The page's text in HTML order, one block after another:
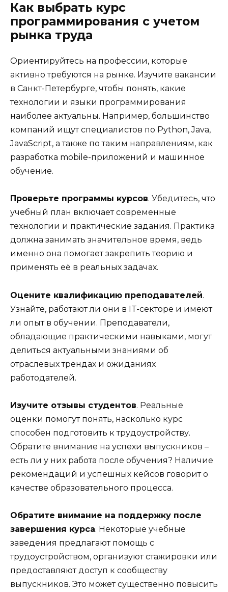
Как выбрать курс
программирования с учетом
рынка труда
Ориентируйтесь на профессии, которые
активно требуются на рынке. Изучите вакансии
в Санкт-Петербурге, чтобы понять, какие
технологии и языки программирования
наиболее актуальны. Например, большинство
компаний ищут специалистов по Python, Java,
JavaScript, а также по таким направлениям, как
разработка mobile-приложений и машинное
обучение.
Проверьте программы курсов. Убедитесь, что
учебный план включает современные
технологии и практические задания. Практика
должна занимать значительное время, ведь
именно она помогает закрепить теорию и
применять её в реальных задачах.
Оцените квалификацию преподавателей.
Узнайте, работают ли они в IT-секторе и имеют
ли опыт в обучении. Преподаватели,
обладающие практическими навыками, могут
делиться актуальными знаниями об
отраслевых трендах и ожиданиях
работодателей.
Изучите отзывы студентов. Реальные
оценки помогут понять, насколько курс
способен подготовить к трудоустройству.
Обратите внимание на успехи выпускников –
есть ли у них работа после обучения? Наличие
рекомендаций и успешных кейсов говорит о
качестве образовательного процесса.
Обратите внимание на поддержку после
завершения курса. Некоторые учебные
заведения предлагают помощь с
трудоустройством, организуют стажировки или
предоставляют доступ к сообществу
выпускников. Это может существенно повысить